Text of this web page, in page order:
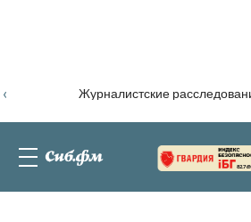
Журналистские
‹